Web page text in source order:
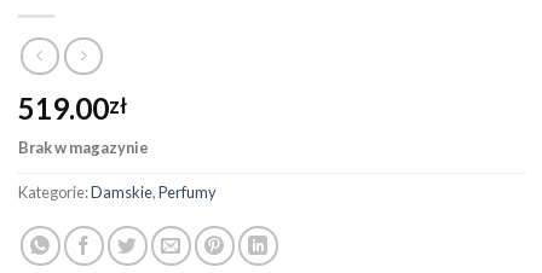
519.00zł
Brak w magazynie
Kategorie:Damskie,Perfumy